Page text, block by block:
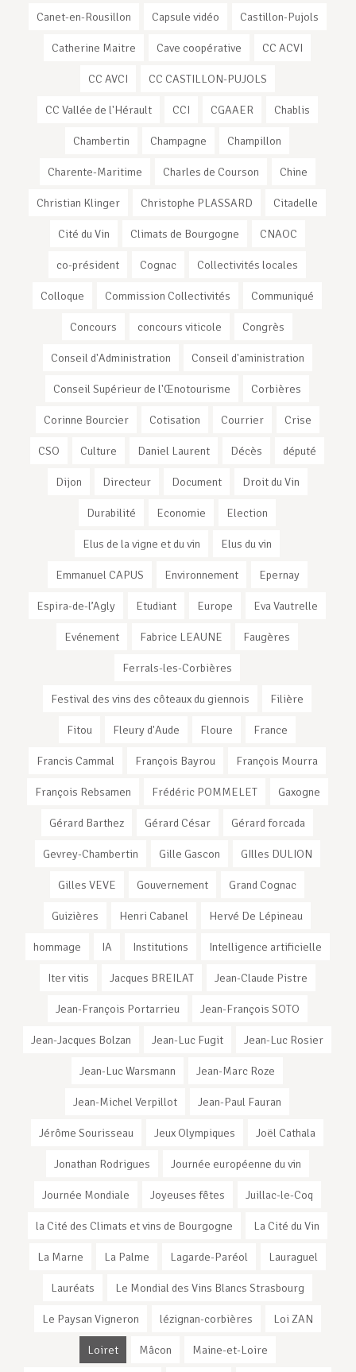
Canet-en-Rousillon Capsule vidéo Castillon-Pujols
Catherine Maitre Cave coopérative CC ACVI
CC AVCI CC CASTILLON-PUJOLS
CC Vallée de l'Hérault CCI CGAAER Chablis
Chambertin Champagne Champillon
Charente-Maritime Charles de Courson Chine
Christian Klinger Christophe PLASSARD Citadelle
Cité du Vin Climats de Bourgogne CNAOC
co-président Cognac Collectivités locales
Colloque Commission Collectivités Communiqué
Concours concours viticole Congrès
Conseil d'Administration Conseil d'aministration
Conseil Supérieur de l'Œnotourisme Corbières
Corinne Bourcier Cotisation Courrier Crise
CSO Culture Daniel Laurent Décès député
Dijon Directeur Document Droit du Vin
Durabilité Economie Election
Elus de la vigne et du vin Elus du vin
Emmanuel CAPUS Environnement Epernay
Espira-de-l’Agly Etudiant Europe Eva Vautrelle
Evénement Fabrice LEAUNE Faugères
Ferrals-les-Corbières
Festival des vins des côteaux du giennois Filière
Fitou Fleury d'Aude Floure France
Francis Cammal François Bayrou François Mourra
François Rebsamen Frédéric POMMELET Gaxogne
Gérard Barthez Gérard César Gérard forcada
Gevrey-Chambertin Gille Gascon GIlles DULION
Gilles VEVE Gouvernement Grand Cognac
Guizières Henri Cabanel Hervé De Lépineau
hommage IA Institutions Intelligence artificielle
Iter vitis Jacques BREILAT Jean-Claude Pistre
Jean-François Portarrieu Jean-François SOTO
Jean-Jacques Bolzan Jean-Luc Fugit Jean-Luc Rosier
Jean-Luc Warsmann Jean-Marc Roze
Jean-Michel Verpillot Jean-Paul Fauran
Jérôme Sourisseau Jeux Olympiques Joël Cathala
Jonathan Rodrigues Journée européenne du vin
Journée Mondiale Joyeuses fêtes Juillac-le-Coq
la Cité des Climats et vins de Bourgogne La Cité du Vin
La Marne La Palme Lagarde-Paréol Lauraguel
Lauréats Le Mondial des Vins Blancs Strasbourg
Le Paysan Vigneron lézignan-corbières Loi ZAN
Loiret Mâcon Maine-et-Loire